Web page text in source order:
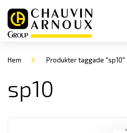
Hem Produkter taggade "sp10"
sp10